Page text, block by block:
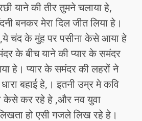
याने की तीर तुमने चलाया हे,
बनकर मेरा दिल जीत लिया हे।
चंद के मुंह पर पसीना केसे आया हे
के बीच याने की प्यार के समंदर
हे। प्यार के समंदर की लहरों ने
बहाई हे,। इतनी उम्र मे कवि
केसे कर रहे हे ,और नव युवा
हो एसी गजले लिख रहे हे।